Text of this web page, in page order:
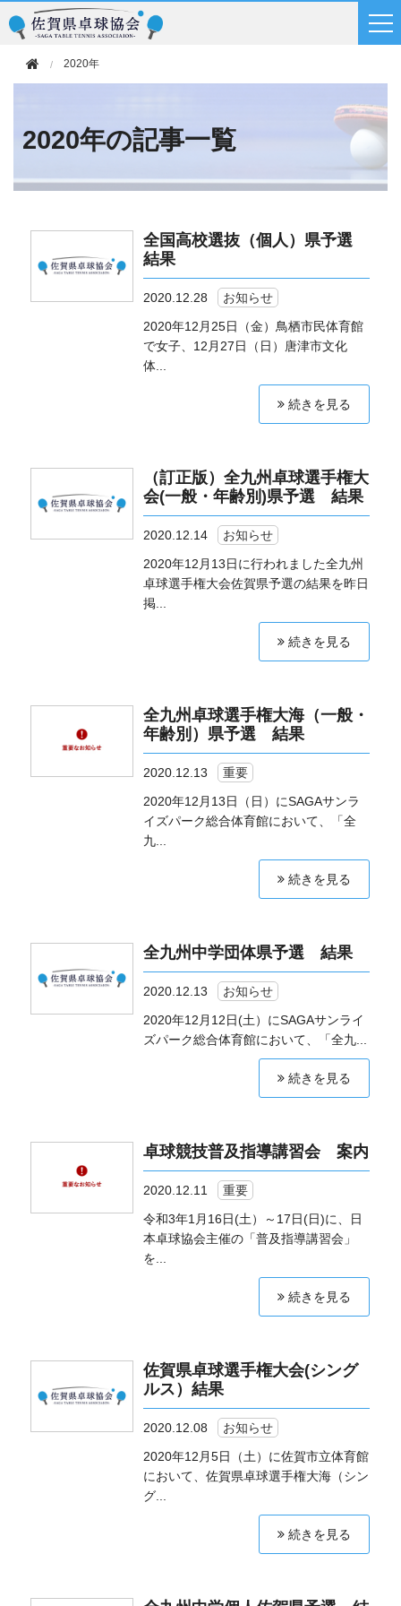
2020年
2020年の記事一覧
全国高校選抜（個人）県予選
結果
2020.12.28
お知らせ
2020年12月25日（金）鳥栖市民体育館
で女子、12月27日（日）唐津市文化
体...
続きを見る
（訂正版）全九州卓球選手権大
会(一般・年齢別)県予選 結果
2020.12.14
お知らせ
2020年12月13日に行われました全九州
卓球選手権大会佐賀県予選の結果を昨日
掲...
続きを見る
全九州卓球選手権大海（一般・
年齢別）県予選 結果
2020.12.13
重要
2020年12月13日（日）にSAGAサンラ
イズパーク総合体育館において、「全
九...
続きを見る
全九州中学団体県予選 結果
2020.12.13
お知らせ
2020年12月12日(土）にSAGAサンライ
ズパーク総合体育館において、「全九...
続きを見る
卓球競技普及指導講習会 案内
2020.12.11
重要
令和3年1月16日(土）～17日(日)に、日
本卓球協会主催の「普及指導講習会」
を...
続きを見る
佐賀県卓球選手権大会(シング
ルス）結果
2020.12.08
お知らせ
2020年12月5日（土）に佐賀市立体育館
において、佐賀県卓球選手権大海（シン
グ...
続きを見る